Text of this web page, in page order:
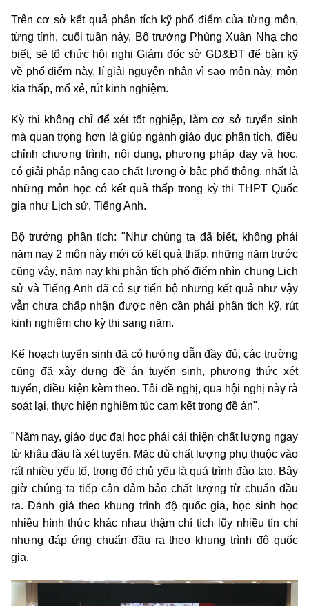
Trên cơ sở kết quả phân tích kỹ phổ điểm của từng môn,
từng tỉnh, cuối tuần này, Bộ trưởng Phùng Xuân Nhạ cho
biết, sẽ tổ chức hội nghị Giám đốc sở GD&ĐT để bàn kỹ
về phổ điểm này, lí giải nguyên nhân vì sao môn này, môn
kia thấp, mổ xẻ, rút kinh nghiệm.
Kỳ thi không chỉ để xét tốt nghiệp, làm cơ sở tuyển sinh
mà quan trọng hơn là giúp ngành giáo dục phân tích, điều
chỉnh chương trình, nội dung, phương pháp dạy và học,
có giải pháp nâng cao chất lượng ở bậc phổ thông, nhất là
những môn học có kết quả thấp trong kỳ thi THPT Quốc
gia như Lịch sử, Tiếng Anh.
Bộ trưởng phân tích: "Như chúng ta đã biết, không phải
năm nay 2 môn này mới có kết quả thấp, những năm trước
cũng vậy, năm nay khi phân tích phổ điểm nhìn chung Lịch
sử và Tiếng Anh đã có sự tiến bộ nhưng kết quả như vậy
vẫn chưa chấp nhận được nên cần phải phân tích kỹ, rút
kinh nghiệm cho kỳ thi sang năm.
Kế hoạch tuyển sinh đã có hướng dẫn đầy đủ, các trường
cũng đã xây dựng đề án tuyển sinh, phương thức xét
tuyển, điều kiện kèm theo. Tôi đề nghị, qua hội nghị này rà
soát lại, thực hiện nghiêm túc cam kết trong đề án".
"Năm nay, giáo dục đại học phải cải thiện chất lượng ngay
từ khâu đầu là xét tuyển. Mặc dù chất lượng phụ thuộc vào
rất nhiều yếu tố, trong đó chủ yếu là quá trình đào tạo. Bây
giờ chúng ta tiếp cận đảm bảo chất lượng từ chuẩn đầu
ra. Đánh giá theo khung trình độ quốc gia, học sinh học
nhiều hình thức khác nhau thậm chí tích lũy nhiều tín chỉ
nhưng đáp ứng chuẩn đầu ra theo khung trình độ quốc
gia.